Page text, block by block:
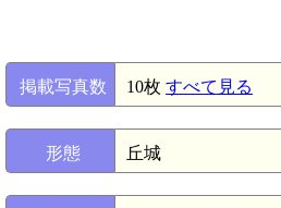
掲載写真数 10枚 すべて見る
形態 丘城